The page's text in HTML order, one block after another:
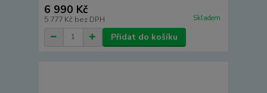
6 990 Kč
5 777 Kč bez DPH Skladem
Přidat do košíku